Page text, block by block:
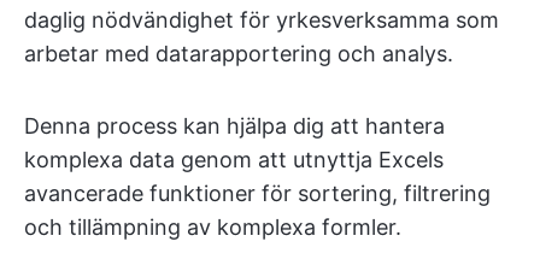
daglig nödvändighet för yrkesverksamma som
arbetar med datarapportering och analys.
Denna process kan hjälpa dig att hantera
komplexa data genom att utnyttja Excels
avancerade funktioner för sortering, filtrering
och tillämpning av komplexa formler.